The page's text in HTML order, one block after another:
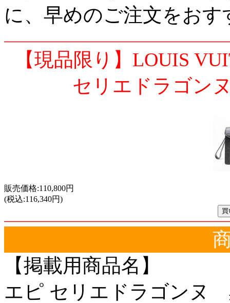
に、早めのご注文をお
【現品限り】LOUIS
セリエドラゴン
販売価格:110,800円
(税込:116,340円)
【掲載用商品名】
エピ セリエドラゴ